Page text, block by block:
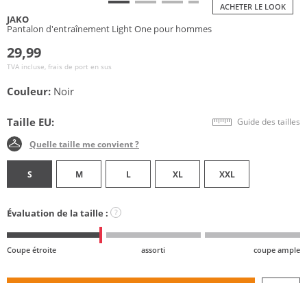
ACHETER LE LOOK
JAKO
Pantalon d'entraînement Light One pour hommes
29,99
TVA incluse, frais de port en sus
Couleur: Noir
Taille EU: Guide des tailles
Quelle taille me convient ?
S M L XL XXL
Évaluation de la taille : ?
Coupe étroite assorti coupe ample